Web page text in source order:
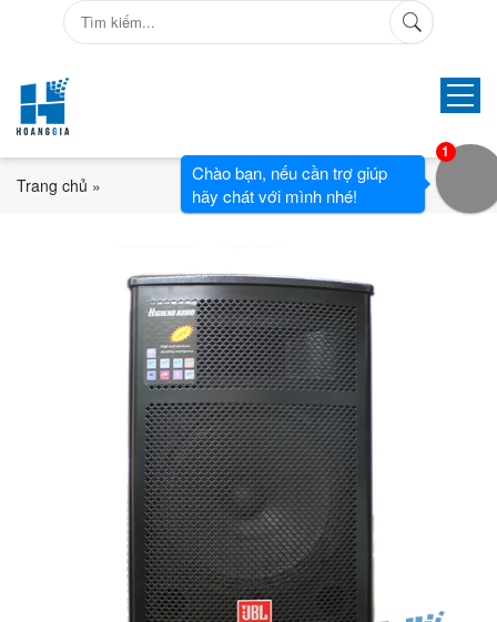
Trang chủ »
Chào bạn, nếu cần trợ giúp
hãy chát với mình nhé!
1